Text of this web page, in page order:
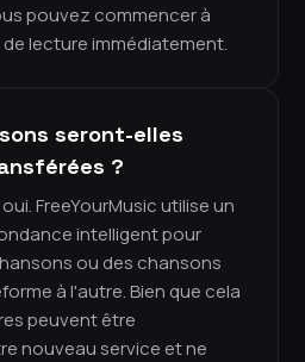
pouvez commencer à
lecture immédiatement.
seront-elles
?
FreeYourMusic utilise un
intelligent pour
ou des chansons
à l'autre. Bien que cela
peuvent être
nouveau service et ne